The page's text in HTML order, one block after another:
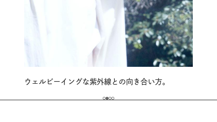
ウェルビーイングな紫外線との向き合い方。